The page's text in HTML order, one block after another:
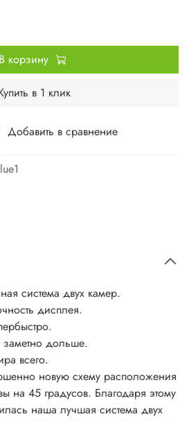
Добавить в сравнение
В корзину
в 1 клик
система двух камер.
дисплея.
заметно дольше.
всего.
новую схему расположения
на 45 градусов. Благодаря этому
наша лучшая система двух